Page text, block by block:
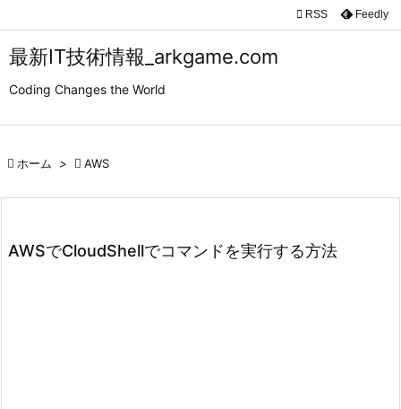
最新IT技術情報_arkgame.com
Coding Changes the World


 RSS Feedly
 ホーム >  AWS
AWSでCloudShellでコマンドを実行する方法